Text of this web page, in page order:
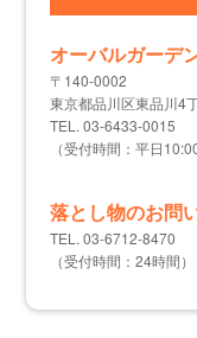
オーバルガーデ
〒140-0002
東京都品川区東品川4
TEL. 03-6433-0015
（受付時間：平日
落とし物のお問
TEL. 03-6712-8470
（受付時間：24時間）